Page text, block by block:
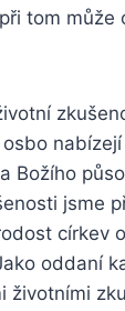
tom může
Božího
jsme
církev
oddaní
životními